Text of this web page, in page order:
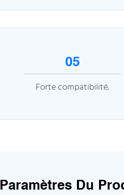
05
Forte compatibilité.
Paramètres Du